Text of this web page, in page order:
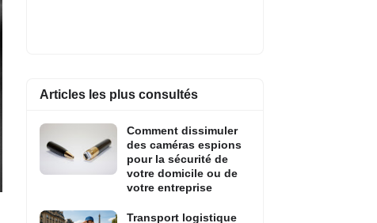
Articles les plus consultés
Comment dissimuler
des caméras espions
pour la sécurité de
votre domicile ou de
votre entreprise
Transport logistique